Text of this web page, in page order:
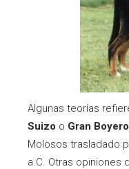
Algunas teorías
Suizo o Gran
Molosos trasladado
a.C. Otras opiniones